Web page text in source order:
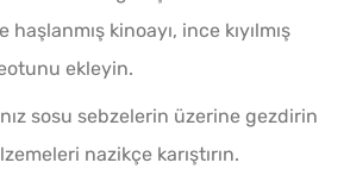
haşlanmış kinoayı, ince kıyılmış
ekleyin.
sosu sebzelerin üzerine gezdirin
nazikçe karıştırın.